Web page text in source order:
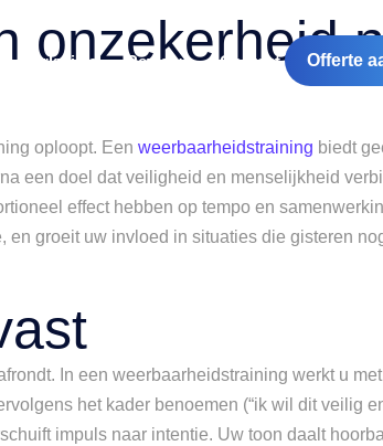
Werkwijze Reviews Contact Offerte
onzekerheid
oploopt. Een weerbaarheidstraining biedt
een doel dat veiligheid en menselijkheid
effect hebben op tempo en
groeit uw invloed in situaties die gisteren
In een weerbaarheidstraining werkt u
het kader benoemen (“ik wil dit veilig
impuls naar intentie. Uw toon daalt